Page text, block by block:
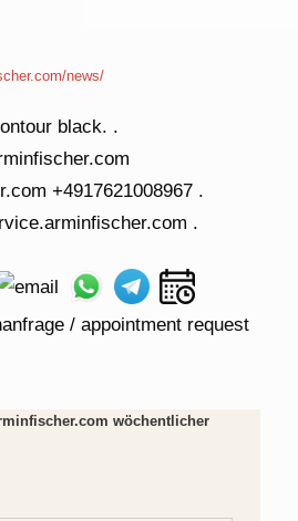
news/
wöchentlicher